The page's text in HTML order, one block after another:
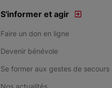
S'informer et agir
Faire un don en ligne
Devenir bénévole
Se former aux gestes de secours
Nos actualités